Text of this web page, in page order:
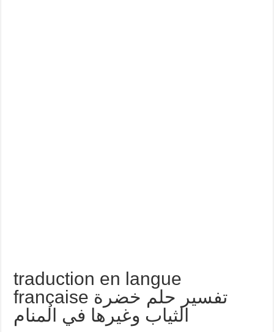
traduction en langue
française تفسير حلم خضرة
الثياب وغيرها في المنام